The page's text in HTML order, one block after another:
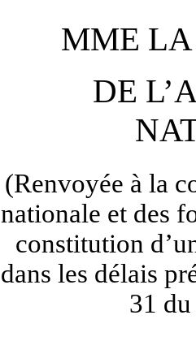
MME LA
DE
(Renvoyée à la
nationale et des
constitution
dans les délais
31